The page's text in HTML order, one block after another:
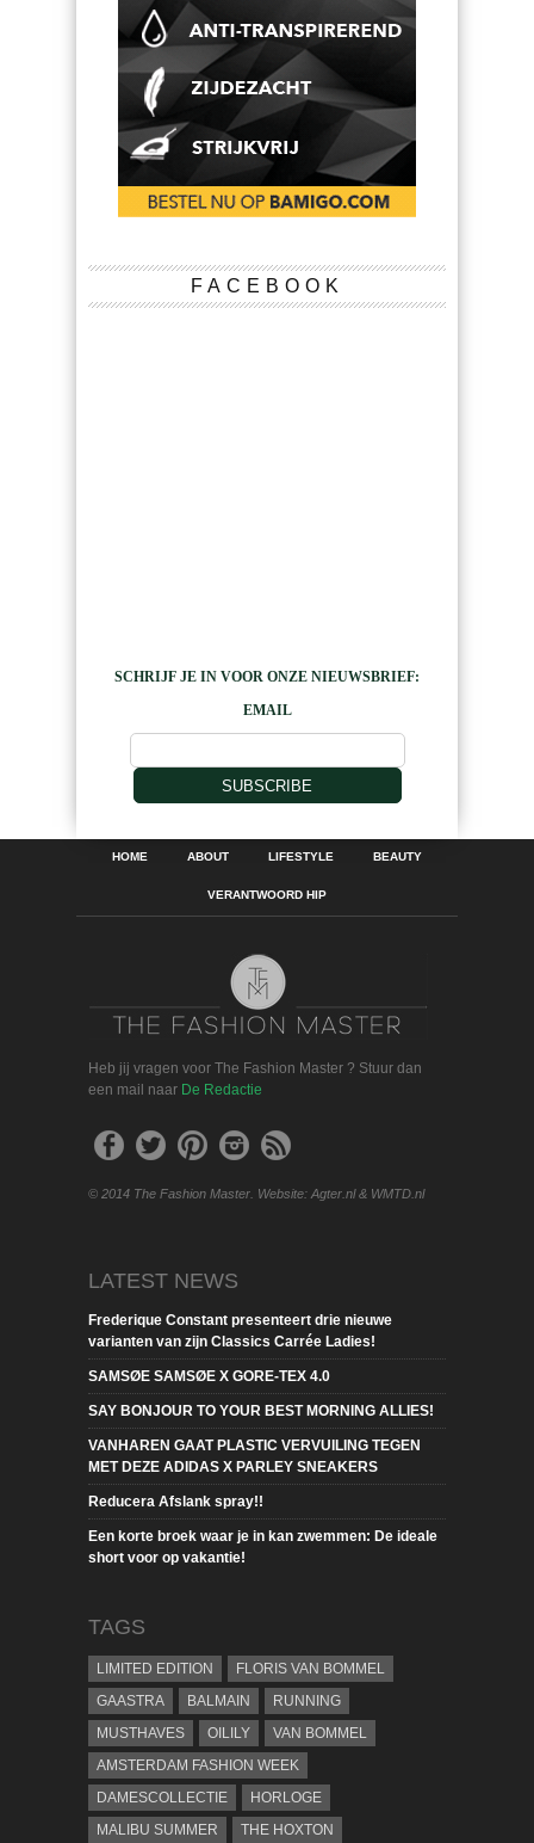
FACEBOOK
SCHRIJF JE IN VOOR ONZE NIEUWSBRIEF:
EMAIL
SUBSCRIBE
HOME ABOUT LIFESTYLE BEAUTY
VERANTWOORD HIP
Heb jij vragen voor The Fashion Master ? Stuur dan
een mail naar De Redactie
© 2014 The Fashion Master. Website: Agter.nl & WMTD.nl
LATEST NEWS
Frederique Constant presenteert drie nieuwe
varianten van zijn Classics Carrée Ladies!
SAMSØE SAMSØE X GORE-TEX 4.0
SAY BONJOUR TO YOUR BEST MORNING ALLIES!
VANHAREN GAAT PLASTIC VERVUILING TEGEN
MET DEZE ADIDAS X PARLEY SNEAKERS
Reducera Afslank spray!!
Een korte broek waar je in kan zwemmen: De ideale
short voor op vakantie!
TAGS
LIMITED EDITION
FLORIS VAN BOMMEL
GAASTRA
BALMAIN
RUNNING
MUSTHAVES
OILILY
VAN BOMMEL
AMSTERDAM FASHION WEEK
DAMESCOLLECTIE
HORLOGE
MALIBU SUMMER
THE HOXTON